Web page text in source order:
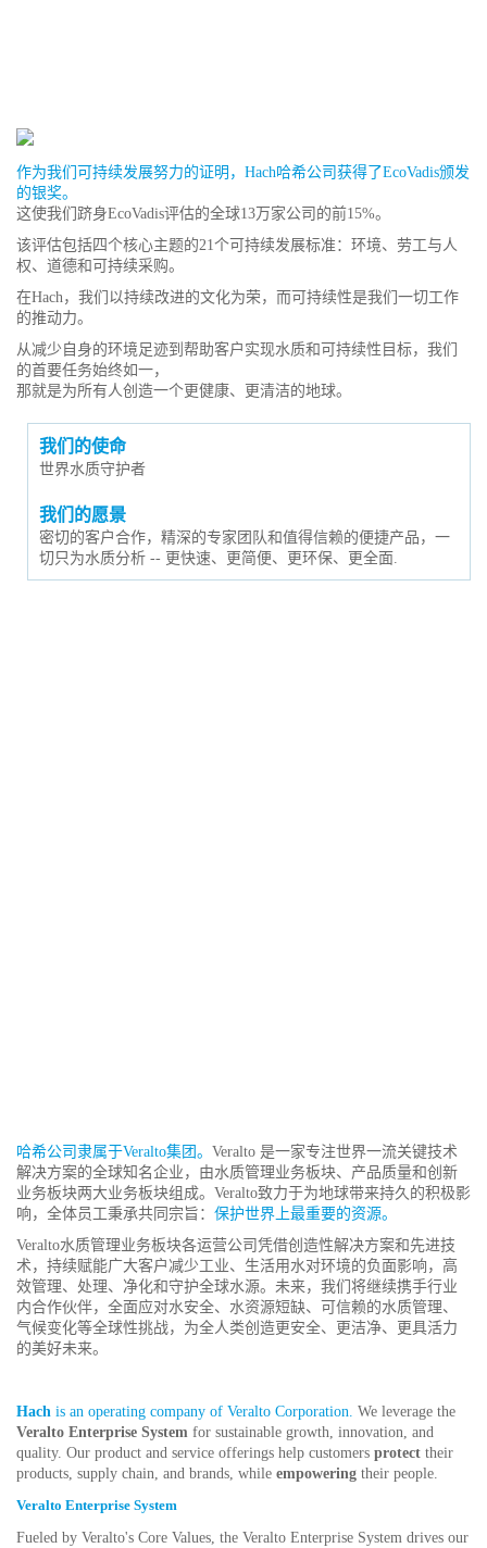
作为我们可持续发展努力的证明，Hach哈希公司获得了EcoVadis颁发
的银奖。
这使我们跻身EcoVadis评估的全球13万家公司的前15%。
该评估包括四个核心主题的21个可持续发展标准：环境、劳工与人
权、道德和可持续采购。
在Hach，我们以持续改进的文化为荣，而可持续性是我们一切工作
的推动力。
从减少自身的环境足迹到帮助客户实现水质和可持续性目标，我们
的首要任务始终如一，
那就是为所有人创造一个更健康、更清洁的地球。
我们的使命
世界水质守护者
我们的愿景
密切的客户合作，精深的专家团队和值得信赖的便捷产品，一
切只为水质分析 -- 更快速、更简便、更环保、更全面.
哈希公司隶属于Veralto集团。 Veralto 是一家专注世界一流关键技术
解决方案的全球知名企业，由水质管理业务板块、产品质量和创新
业务板块两大业务板块组成。Veralto致力于为地球带来持久的积极影
响，全体员工秉承共同宗旨： 保护世界上最重要的资源。
Veralto水质管理业务板块各运营公司凭借创造性解决方案和先进技
术，持续赋能广大客户减少工业、生活用水对环境的负面影响，高
效管理、处理、净化和守护全球水源。未来，我们将继续携手行业
内合作伙伴，全面应对水安全、水资源短缺、可信赖的水质管理、
气候变化等全球性挑战，为全人类创造更安全、更洁净、更具活力
的美好未来。
Hach is an operating company of Veralto Corporation. We leverage the
Veralto Enterprise System for sustainable growth, innovation, and
quality. Our product and service offerings help customers protect their
products, supply chain, and brands, while empowering their people.
Veralto Enterprise System
Fueled by Veralto's Core Values, the Veralto Enterprise System drives our